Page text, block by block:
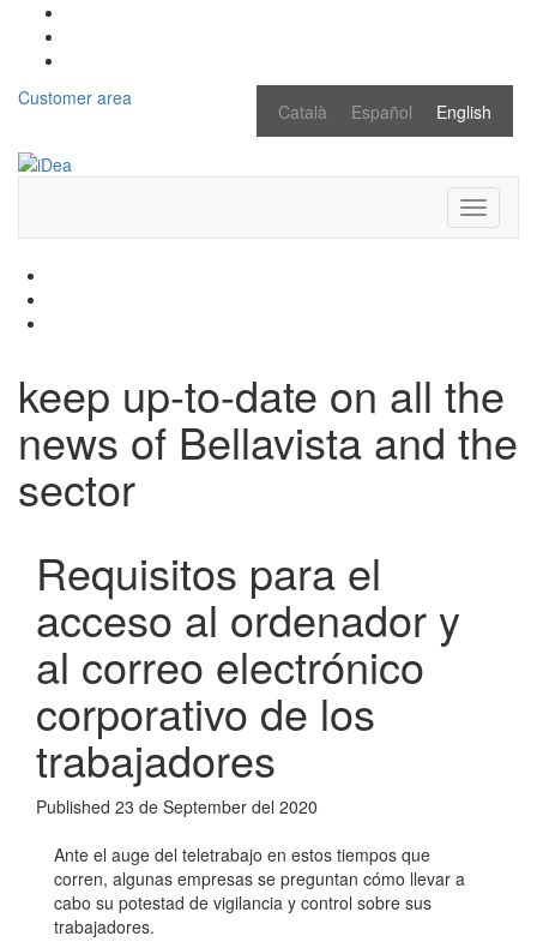
Català Español English
Customer area
Toggle
keep up-to-date on all the
news of Bellavista and the
sector
Requisitos para el
acceso al ordenador y
al correo electrónico
corporativo de los
trabajadores
Published 23 de September del 2020
Ante el auge del teletrabajo en estos tiempos que
corren, algunas empresas se preguntan cómo llevar a
cabo su potestad de vigilancia y control sobre sus
trabajadores.